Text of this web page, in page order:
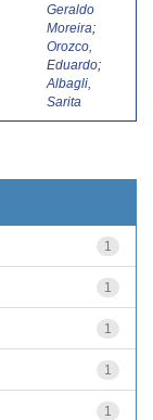
Geraldo
Moreira;
Orozco,
Eduardo;
Albagli,
Sarita
1
1
1
1
1